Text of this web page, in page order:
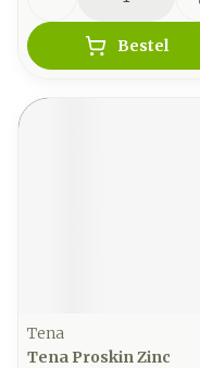
Bestel
Tena
Tena Proskin Zinc